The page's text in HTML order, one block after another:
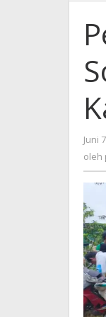
Juni
oleh